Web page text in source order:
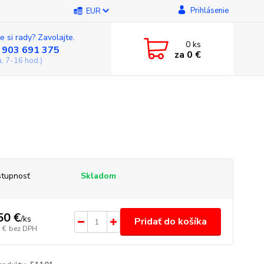
EUR Prihlásenie
si rady? Zavolajte.
691 375
7-16 hod.)
0ks
za 0 €
Skladom
€/ks
€ bez DPH
Pridať do košíka